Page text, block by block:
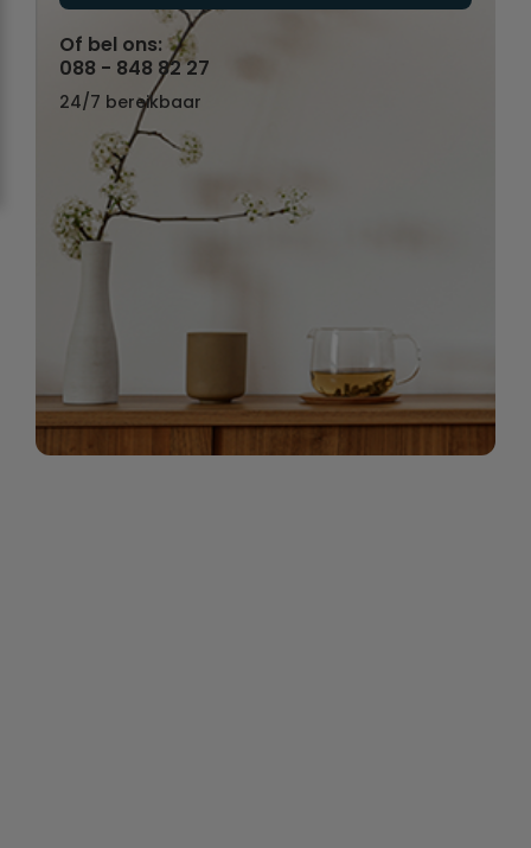
Of bel ons:
088 - 848 82 27
24/7 bereikbaar